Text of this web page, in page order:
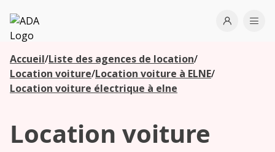
ADA
Open
Accueil/Liste des agences de location/
Location voiture/Location voiture à ELNE/
Location voiture électrique à elne
Location voiture
Les
agences à
proximité
Commencez